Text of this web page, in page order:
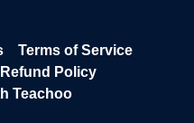
Terms of Service
Refund Policy
Teachoo